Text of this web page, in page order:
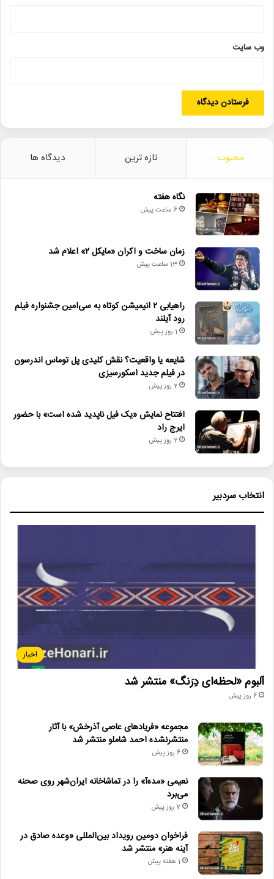
دیگر خبرها
• نگاه هفته
• مجله هنری
• زمان ساخت و اکران «مایکل ۲» اعلام شد
• راهیابی ۲ انیمیشن کوتاه به سی‌امین جشنواره فیلم رود آیلند
• شایعه یا واقعیت؟ نقش کلیدی پل توماس اندرسون در فیلم جدید
اسکورسیزی
• افتتاح نمایش «یک فیل ناپدید شده است» با حضور ایرج راد
منبع http://MizeHonari.ir/11_2
اسکورسیزی اوبر رابرت دنیرو
وب‌ سایت
محبوب تازه ترین دیدگاه ها
نگاه هفته
6 ساعت پیش
زمان ساخت و اکران «مایکل ۲» اعلام شد
13 ساعت پیش
راهیابی ۲ انیمیشن کوتاه به سی‌امین جشنواره فیلم
رود آیلند
1 روز پیش
شایعه یا واقعیت؟ نقش کلیدی پل توماس اندرسون
در فیلم جدید اسکورسیزی
2 روز پیش
افتتاح نمایش «یک فیل ناپدید شده است» با حضور
ایرج راد
2 روز پیش
انتخاب سردبیر
اخبار
آلبوم «لحظه‌ای دِرَنگ» منتشر شد
6 روز پیش
مجموعه «فریادهای عاصی آذرخش» با آثار
منتشرنشده احمد شاملو منتشر شد
6 روز پیش
نعیمی «مده‌آ» را در تماشاخانه ایران‌شهر روی صحنه
می‌برد
7 روز پیش
فراخوان دومین رویداد بین‌المللی «وعده صادق در
آینه هنر» منتشر شد
1 هفته پیش